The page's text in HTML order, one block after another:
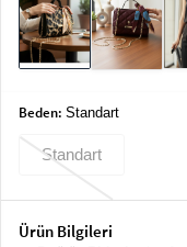
Takımlarkeyboard_arrow_down
Elbise
Alt
keyboard_arrow_down
Giyim
Tesettür
Beden: Standart
Standart
Ürün Bilgileri